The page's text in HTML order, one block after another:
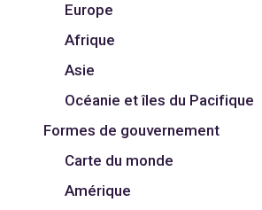
Europe
Afrique
Asie
Océanie et îles du Pacifique
Formes de gouvernement
Carte du monde
Amérique